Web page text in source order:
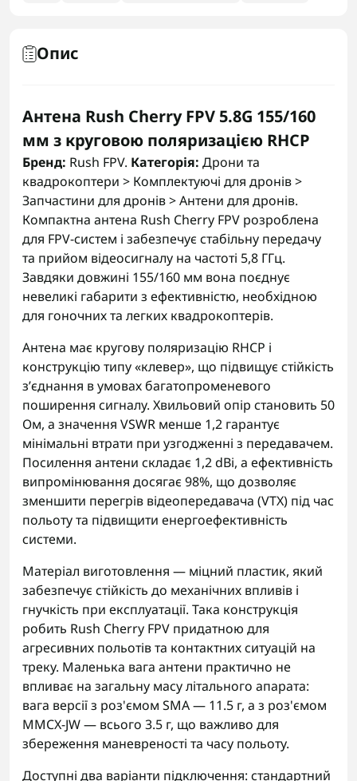
Опис
Антена Rush Cherry FPV 5.8G 155/160
мм з круговою поляризацією RHCP
Бренд: Rush FPV. Категорія: Дрони та
квадрокоптери > Комплектуючі для дронів >
Запчастини для дронів > Антени для дронів.
Компактна антена Rush Cherry FPV розроблена
для FPV-систем і забезпечує стабільну передачу
та прийом відеосигналу на частоті 5,8 ГГц.
Завдяки довжині 155/160 мм вона поєднує
невеликі габарити з ефективністю, необхідною
для гоночних та легких квадрокоптерів.
Антена має кругову поляризацію RHCP і
конструкцію типу «клевер», що підвищує стійкість
з’єднання в умовах багатопроменевого
поширення сигналу. Хвильовий опір становить 50
Ом, а значення VSWR менше 1,2 гарантує
мінімальні втрати при узгодженні з передавачем.
Посилення антени складає 1,2 dBi, а ефективність
випромінювання досягає 98%, що дозволяє
зменшити перегрів відеопередавача (VTX) під час
польоту та підвищити енергоефективність
системи.
Матеріал виготовлення — міцний пластик, який
забезпечує стійкість до механічних впливів і
гнучкість при експлуатації. Така конструкція
робить Rush Cherry FPV придатною для
агресивних польотів та контактних ситуацій на
треку. Маленька вага антени практично не
впливає на загальну масу літального апарата:
вага версії з роз'ємом SMA — 11.5 г, а з роз'ємом
MMCX-JW — всього 3.5 г, що важливо для
збереження маневреності та часу польоту.
Доступні два варіанти підключення: стандартний